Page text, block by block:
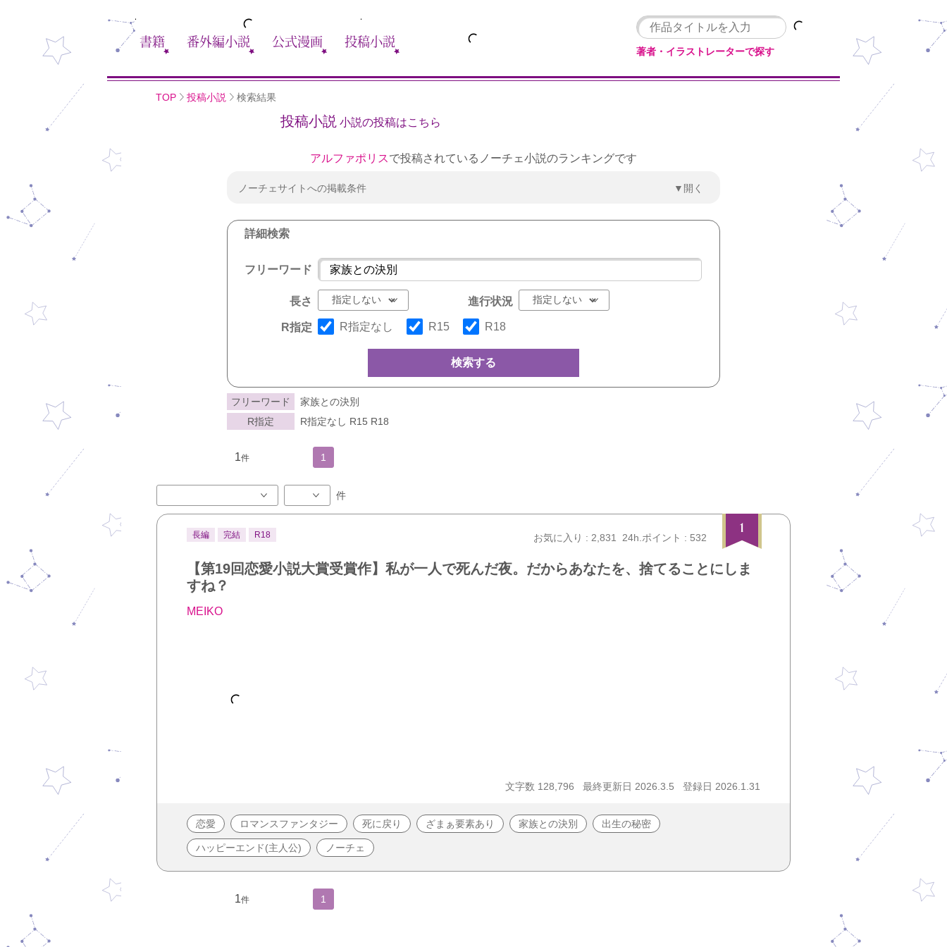
書籍 番外編小説 公式漫画 投稿小説
著者・イラストレーターで探す
TOP 投稿小説 検索結果
投稿小説 小説の投稿はこちら
アルファポリスで投稿されているノーチェ小説のランキングです
ノーチェサイトへの掲載条件 ▼開く
詳細検索
フリーワード
長さ 進行状況
R指定 R指定なし R15 R18
検索する
フリーワード
家族との決別
R指定
R指定なし R15 R18
1件 1
件
1
長編 完結 R18 お気に入り : 2,831 24h.ポイント : 532
【第19回恋愛小説大賞受賞作】私が一人で死んだ夜。だからあなたを、捨てることにしま
すね？
MEIKO
文字数 128,796 最終更新日 2026.3.5 登録日 2026.1.31
恋愛 ロマンスファンタジー 死に戻り ざまぁ要素あり 家族との決別 出生の秘密
ハッピーエンド(主人公) ノーチェ
1件 1